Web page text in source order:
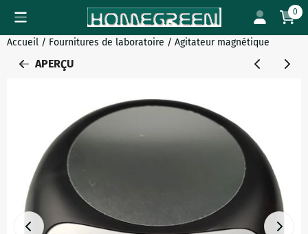
Préférences de cookies disponibles. Choisissez les 0
Accueil / Fournitures de laboratoire / Agitateur magnétique
APERÇU